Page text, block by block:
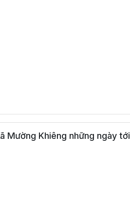
Mường Khiêng những ngày tới